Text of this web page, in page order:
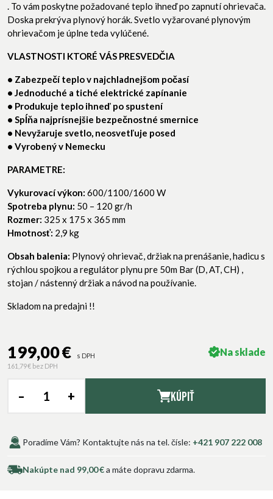
. To vám poskytne požadované teplo ihneď po zapnutí ohrievača.
Doska prekrýva plynový horák. Svetlo vyžarované plynovým
ohrievačom je úplne teda vylúčené.
VLASTNOSTI KTORÉ VÁS PRESVEDČIA
• Zabezpečí teplo v najchladnejšom počasí
• Jednoduché a tiché elektrické zapínanie
• Produkuje teplo ihneď po spustení
• Spĺňa najprísnejšie bezpečnostné smernice
• Nevyžaruje svetlo, neosvetľuje posed
• Vyrobený v Nemecku
PARAMETRE:
Vykurovací výkon: 600/1100/1600 W
Spotreba plynu: 50 – 120 gr/h
Rozmer: 325 x 175 x 365 mm
Hmotnosť: 2,9 kg
Obsah balenia: Plynový ohrievač, držiak na prenášanie, hadicu s
rýchlou spojkou a regulátor plynu pre 50m Bar (D, AT, CH) ,
stojan / nástenný držiak a návod na používanie.
Skladom na predajni !!
199,00 €
s DPH
161,79 € bez DPH
Na sklade
– + Kúpiť
Poradíme Vám? Kontaktujte nás na tel. čísle: +421 907 222 008
Nakúpte nad 99,00 €a máte dopravu zdarma.